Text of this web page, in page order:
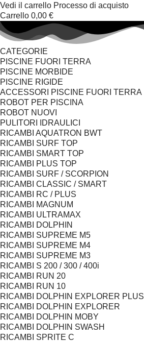
Vedi il carrello Processo di acquisto
Carrello 0,00 €
CATEGORIE
PISCINE FUORI TERRA
PISCINE MORBIDE
PISCINE RIGIDE
ACCESSORI PISCINE FUORI TERRA
ROBOT PER PISCINA
ROBOT NUOVI
PULITORI IDRAULICI
RICAMBI AQUATRON BWT
RICAMBI SURF TOP
RICAMBI SMART TOP
RICAMBI PLUS TOP
RICAMBI SURF / SCORPION
RICAMBI CLASSIC / SMART
RICAMBI RC / PLUS
RICAMBI MAGNUM
RICAMBI ULTRAMAX
RICAMBI DOLPHIN
RICAMBI SUPREME M5
RICAMBI SUPREME M4
RICAMBI SUPREME M3
RICAMBI S 200 / 300 / 400i
RICAMBI RUN 20
RICAMBI RUN 10
RICAMBI DOLPHIN EXPLORER PLUS
RICAMBI DOLPHIN EXPLORER
RICAMBI DOLPHIN MOBY
RICAMBI DOLPHIN SWASH
RICAMBI SPRITE C